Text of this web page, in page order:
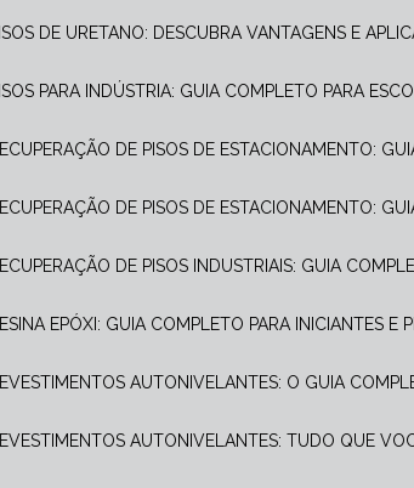
PISOS DE URETANO: DESCUBRA VANTAGENS E
PISOS PARA INDÚSTRIA: GUIA COMPLETO PARA
RECUPERAÇÃO DE PISOS DE ESTACIONAMENTO:
RECUPERAÇÃO DE PISOS DE ESTACIONAMENTO:
RECUPERAÇÃO DE PISOS INDUSTRIAIS: GUIA
RESINA EPÓXI: GUIA COMPLETO PARA INICIANTES E
REVESTIMENTOS AUTONIVELANTES: O GUIA
REVESTIMENTOS AUTONIVELANTES: TUDO QUE